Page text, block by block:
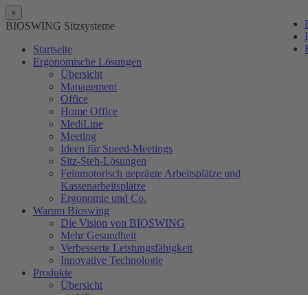
×
BIOSWING Sitzsysteme
Startseite
Ergonomische Lösungen
Übersicht
Management
Office
Home Office
MediLine
Meeting
Ideen für Speed-Meetings
Sitz-Steh-Lösungen
Feinmotorisch geprägte Arbeitsplätze und
Kassenarbeitsplätze
Ergonomie und Co.
Warum Bioswing
Die Vision von BIOSWING
Mehr Gesundheit
Verbesserte Leistungsfähigkeit
Innovative Technologie
Produkte
Übersicht